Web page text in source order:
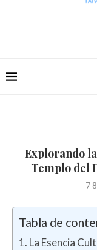
Explorando
Templo del
7
Tabla de
La Esencia